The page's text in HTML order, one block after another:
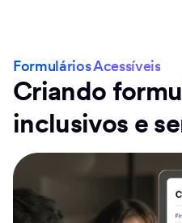
Formulários Acessíveis
Criando
inclusivos e